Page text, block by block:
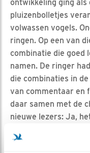
ontwikkeling ging
pluizenbolletjes
volwassen vogels.
ringen. Op een van
combinatie die goed
namen. De ringer
die combinaties in
van commentaar en
daar samen met de
nieuwe lezers: Ja,
Enfin, we hebben
mannetjes: LOX en